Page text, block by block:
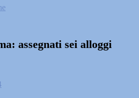
assegnati sei alloggi